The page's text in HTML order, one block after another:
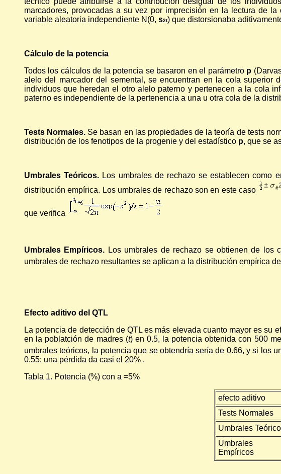
marcadores, provocadas a su vez por imprecisión en la lectura de
variable aleatoria independiente N(0, s2t) que distorsionaba
Cálculo de la potencia
Todos los cálculos de la potencia se basaron en el parámetro p
alelo del marcador del semental, se encuentran en la cola superior
individuos que heredan el otro alelo paterno y pertenecen a la cola
paterno es independiente de la pertenencia a una u otra cola de la
Tests Normales. Se basan en las propiedades de la teoría de tests
distribución de los fenotipos de la progenie y del estadístico p, que se
Umbrales Teóricos. Los umbrales de rechazo se establecen como
distribución empírica. Los umbrales de rechazo son en este caso
que verifica
Umbrales Empíricos. Los umbrales de rechazo se obtienen de los
umbrales de rechazo resultantes se aplican a la distribución empírica de
Efecto aditivo del QTL
La potencia de detección de QTL es más elevada cuanto mayor es su
en la poblatción de madres (t) en 0.5, la potencia obtenida con 500
umbrales teóricos, la potencia que se obtendría sería de 0.66, y si los
0.55: una pérdida da casi el 20% .
Tabla 1. Potencia (%) con a =5%
efecto aditivo
Tests Normales
Umbrales
Umbrales
Empíricos